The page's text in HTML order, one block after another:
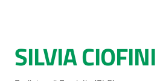
Salta al contenuto
SILVIA CIOFINI